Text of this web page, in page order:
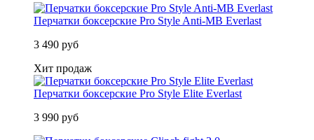
Перчатки боксерские Pro Style Anti-MB Everlast
3 490 руб
Хит продаж
Перчатки боксерские Pro Style Elite Everlast
3 990 руб